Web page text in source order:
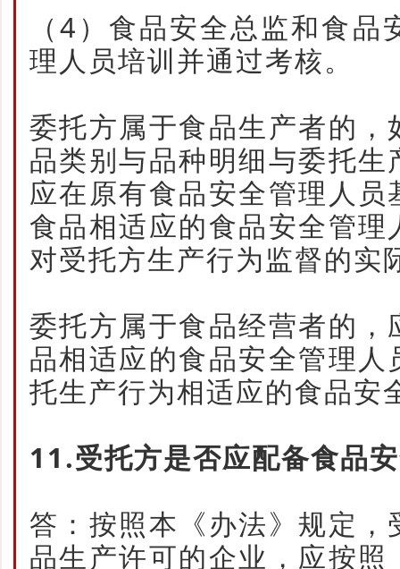
（4）食品安全总监和食
理人员培训并通过考核。
委托方属于食品生产者的
品类别与品种明细与委托
应在原有食品安全管理人
食品相适应的食品安全管
对受托方生产行为监督的实
委托方属于食品经营者的
品相适应的食品安全管理
托生产行为相适应的食品安
11.受托方是否应配备食品
答：按照本《办法》规定
品生产许可的企业，应按